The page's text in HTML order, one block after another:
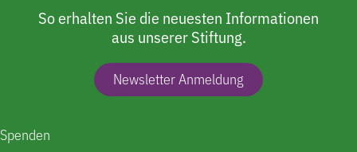
So erhalten Sie die neuesten Informationen
aus unserer Stiftung.
Newsletter Anmeldung
Spenden